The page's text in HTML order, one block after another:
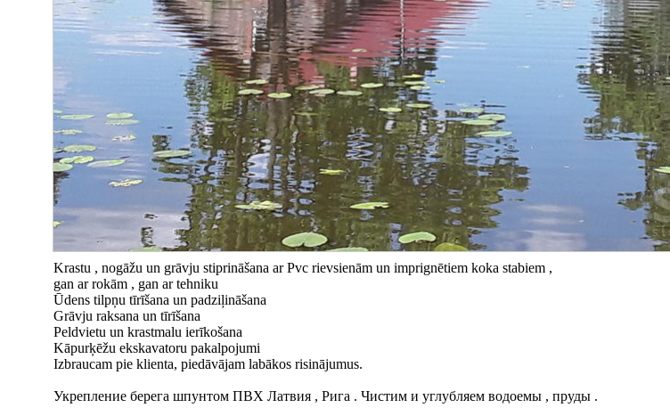
Krastu , nogāžu un grāvju stiprināšana ar Pvc rievsienām un imprignētiem koka stabiem ,
gan ar rokām , gan ar tehniku
Ūdens tilpņu tīrīšana un padziļināšana
Grāvju raksana un tīrīšana
Peldvietu un krastmalu ierīkošana
Kāpurķēžu ekskavatoru pakalpojumi
Izbraucam pie klienta, piedāvājam labākos risinājumus.
Укрепление берега шпунтом ПВХ Латвия , Рига . Чистим и углубляем водоемы , пруды .